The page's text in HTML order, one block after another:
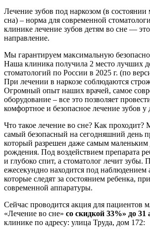
Лечение зубов под наркозом (в состоянии
сна) – норма для современной
клинике лечение зубов детям во сне —
направление.
Мы гарантируем максимальную
Наша клиника получила 2 место лучших
стоматологий по России в 2025 г. (по
При лечении в наркозе соблюдаются
Огромный опыт наших врачей, самое
оборудование – все это позволяет
комфортное и безопасное лечение зубов у
Что такое лечение во сне? Как
самый безопасный на сегодняшний день
который разрешен даже самым
рождения. Под воздействием препарата
и глубоко спит, а стоматолог лечит
ежесекундно находится под наблюдением
которые следят за состоянием ребенка,
современной аппаратуры.
Сейчас проводится акция для пациентов
«Лечение во сне» со скидкой 33%» до 31
клинике по адресу: улица Труда, дом 172: